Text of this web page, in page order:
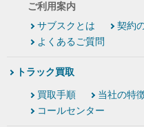
ご利用案内
サブスクとは
契約
よくあるご質問
トラック買取
買取手順 当社の特
コールセンター